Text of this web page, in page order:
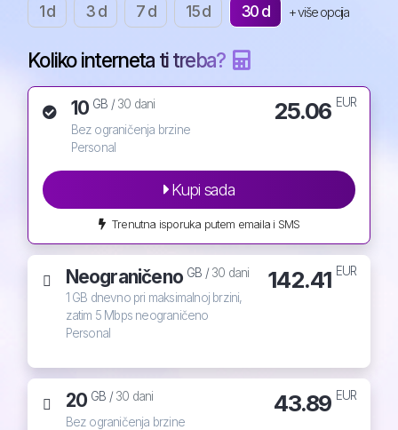
1 d 3 d 7 d 15 d 30 d + više opcija
Koliko interneta ti treba?
10 GB /30 dani
Bez ograničenja brzine
Personal
25.06 EUR
Kupi sada
Trenutna isporuka putem emaila i SMS
Neograničeno GB /30 dani
1 GB dnevno pri maksimalnoj brzini,
zatim 5 Mbps neograničeno
Personal
142.41 EUR
20 GB /30 dani
Bez ograničenja brzine
43.89 EUR